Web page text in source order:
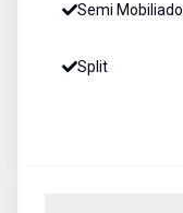
Semi Mobiliado
Split